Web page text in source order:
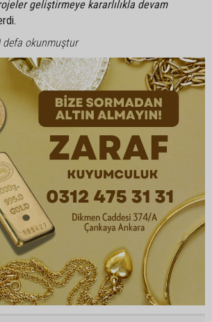
geliştirmeye kararlılıkla devam
okunmuştur